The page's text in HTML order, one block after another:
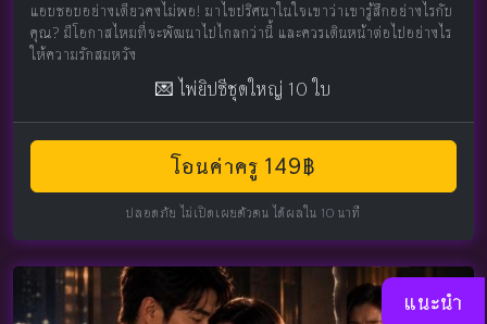
แอบชอบอย่างเดียวคงไม่พอ! มาไขปริศนาในใจเขาว่าเขารู้สึกอย่างไรกับ
คุณ? มีโอกาสไหมที่จะพัฒนาไปไกลกว่านี้ และควรเดินหน้าต่อไปอย่างไร
ให้ความรักสมหวัง
💌 ไพ่ยิปซีชุดใหญ่ 10 ใบ
โอนค่าครู 149฿
ปลอดภัย ไม่เปิดเผยตัวตน ได้ผลใน 10 นาที
แนะนำ